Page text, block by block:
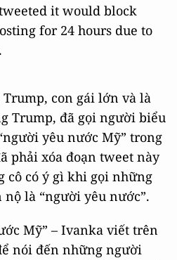
it would block
for 24 hours due to
con gái lớn và là
Trump, đã gọi người biểu
yêu nước Mỹ” trong
phải xóa đoạn tweet này
cô có ý gì khi gọi những
là “người yêu nước”.
Mỹ” – Ivanka viết trên
nói đến những người